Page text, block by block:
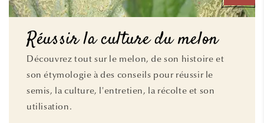
Réussir la culture du melon
Découvrez tout sur le melon, de son histoire et
son étymologie à des conseils pour réussir le
semis, la culture, l'entretien, la récolte et son
utilisation.